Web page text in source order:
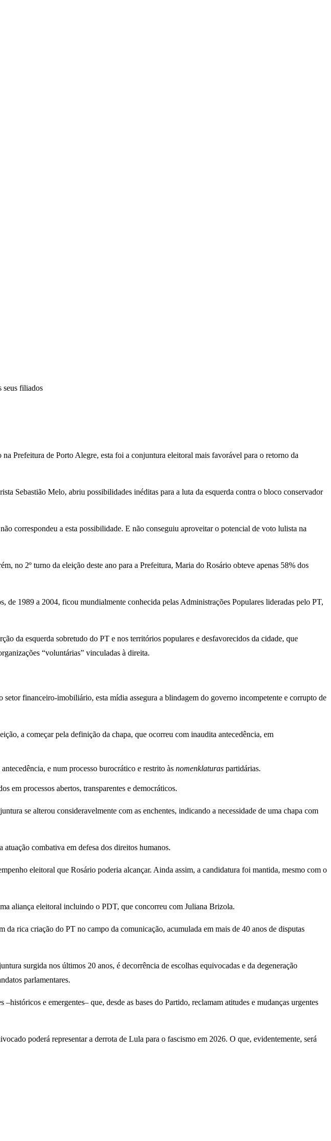
seus filiados
Prefeitura de Porto Alegre, esta foi a conjuntura eleitoral mais favorável para o retorno da
Sebastião Melo, abriu possibilidades inéditas para a luta da esquerda contra o bloco conservador
correspondeu a esta possibilidade. E não conseguiu aproveitar o potencial de voto lulista na
no 2º turno da eleição deste ano para a Prefeitura, Maria do Rosário obteve apenas 58% dos
de 1989 a 2004, ficou mundialmente conhecida pelas Administrações Populares lideradas pelo PT,
da esquerda sobretudo do PT e nos territórios populares e desfavorecidos da cidade, que
“voluntárias” vinculadas à direita.
financeiro-imobiliário, esta mídia assegura a blindagem do governo incompetente e corrupto de
a começar pela definição da chapa, que ocorreu com inaudita antecedência, em
e num processo burocrático e restrito às nomenklaturas partidárias.
em processos abertos, transparentes e democráticos.
se alterou consideravelmente com as enchentes, indicando a necessidade de uma chapa com
combativa em defesa dos direitos humanos.
eleitoral que Rosário poderia alcançar. Ainda assim, a candidatura foi mantida, mesmo com o
aliança eleitoral incluindo o PDT, que concorreu com Juliana Brizola.
rica criação do PT no campo da comunicação, acumulada em mais de 40 anos de disputas
surgida nos últimos 20 anos, é decorrência de escolhas equivocadas e da degeneração
parlamentares.
e emergentes– que, desde as bases do Partido, reclamam atitudes e mudanças urgentes
poderá representar a derrota de Lula para o fascismo em 2026. O que, evidentemente, será